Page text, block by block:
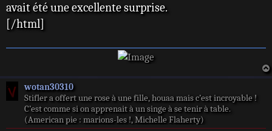
a
g
avait été une excellente surprise.
[/html]
wotan30310
Stifler a offert une rose à une fille, houaa mais c’est incroyable !
C’est comme si on apprenait à un singe à se tenir à table.
(American pie : marions-les !, Michelle Flaherty)